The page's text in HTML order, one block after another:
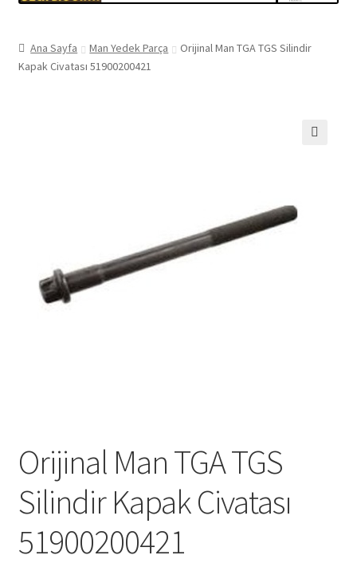
Ana Sayfa Man Yedek Parça
Orijinal Man TGA TGS Silindir
Kapak Civatası 51900200421
Orijinal Man TGA TGS
Silindir Kapak Civatası
51900200421